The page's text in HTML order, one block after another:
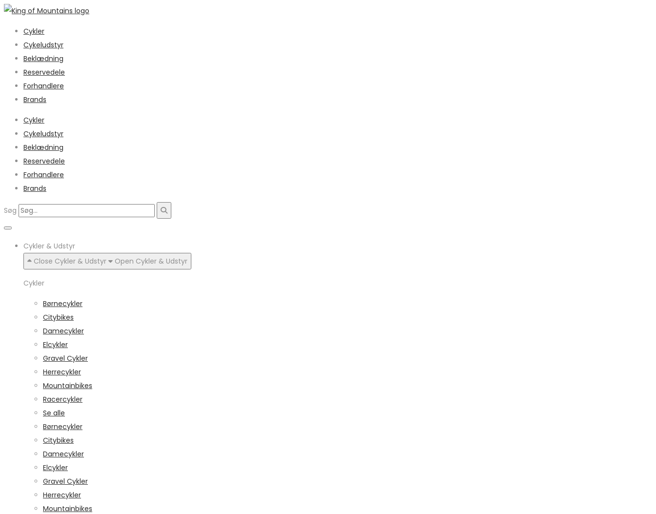
Cykler
Cykeludstyr
Beklædning
Reservedele
Forhandlere
Brands
Cykler
Cykeludstyr
Beklædning
Reservedele
Forhandlere
Brands
Søg
Cykler & Udstyr
Close Cykler & Udstyr
Open Cykler & Udstyr
Cykler
Børnecykler
Citybikes
Damecykler
Elcykler
Gravel Cykler
Herrecykler
Mountainbikes
Racercykler
Se alle
Børnecykler
Citybikes
Damecykler
Elcykler
Gravel Cykler
Herrecykler
Mountainbikes